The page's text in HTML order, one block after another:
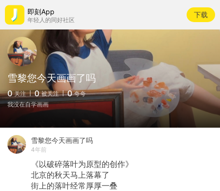
即刻App
年轻人的同好社区
下载
雪黎您今天画画了吗
0 关注 0 被关注 0 夸夸
我没在自学画画
雪黎您今天画画了吗
4年前
《以破碎落叶为原型的创作》
北京的秋天马上落幕了
街上的落叶经常厚厚一叠